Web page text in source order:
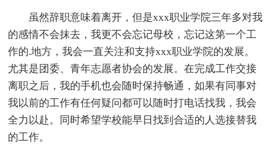
虽然辞职意味着离开，但是xxx职业学院三年多对我
的感情不会抹去，我更不会忘记母校，忘记这第一个工
作的.地方，我会一直关注和支持xxx职业学院的发展。
尤其是团委、青年志愿者协会的发展。在完成工作交接
离职之后，我的手机也会随时保持畅通，如果有同事对
我以前的工作有任何疑问都可以随时打电话找我，我会
全力以赴。同时希望学校能早日找到合适的人选接替我
的工作。